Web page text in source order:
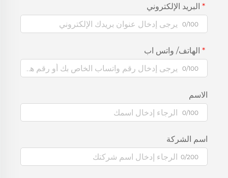
البريد الإلكتروني
0/100
الهاتف/ واتس اب
0/100
الاسم
0/100
اسم الشركة
0/200